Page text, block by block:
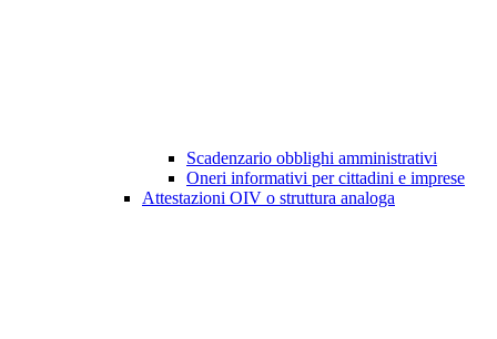
Scadenzario obblighi amministrativi
Oneri informativi per cittadini e imprese
Attestazioni OIV o struttura analoga